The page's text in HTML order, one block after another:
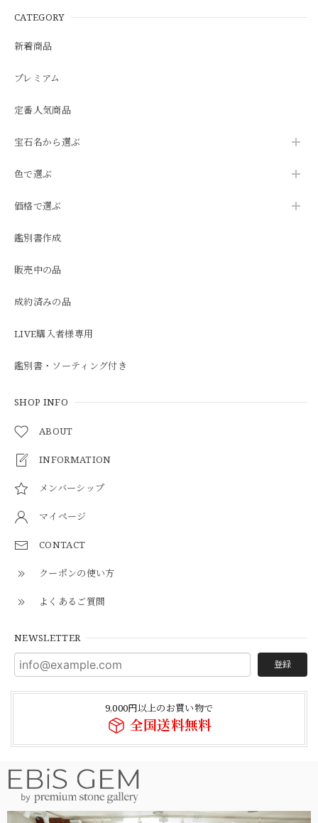
CATEGORY
新着商品
プレミアム
定番人気商品
宝石名から選ぶ
色で選ぶ
価格で選ぶ
鑑別書作成
販売中の品
成約済みの品
LIVE購入者様専用
鑑別書・ソーティング付き
SHOP INFO
ABOUT
INFORMATION
メンバーシップ
マイページ
CONTACT
クーポンの使い方
よくあるご質問
NEWSLETTER
登録
9,000円以上のお買い物で
全国送料無料